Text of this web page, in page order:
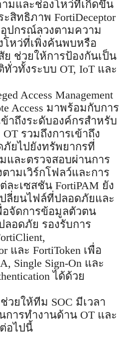
มและช่องโหว่ที่เกิดขึ้น
สิทธิภาพ FortiDeceptor
อุปกรณ์ลวงตามความ
โหว่ที่เพิ่งค้นพบหรือ
ย ช่วยให้การป้องกันเป็น
วทั้งระบบ OT, IoT และ
Access Management
Access มาพร้อมกับการ
าถึงระดับองค์กรสำหรับ
รวมถึงการเข้าถึง
ภัยไปยังทรัพยากรที่
ละตรวจสอบผ่านการ
ามเวิร์กโฟลว์และการ
ะเซสชัน FortiPAM ยัง
ปลี่ยนไฟล์ที่ปลอดภัยและ
อจัดการข้อมูลตัวตน
อดภัย รองรับการ
และ FortiToken เพื่อ
Single Sign-On และ
ได้ด้วย
วยให้ทีม SOC มีเวลา
การทำงานด้าน OT และ
อไปนี้